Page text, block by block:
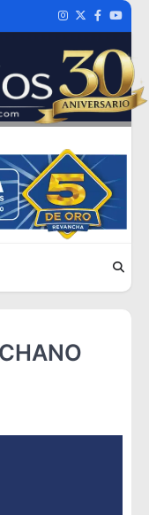
Instagram
TwitterFacebook